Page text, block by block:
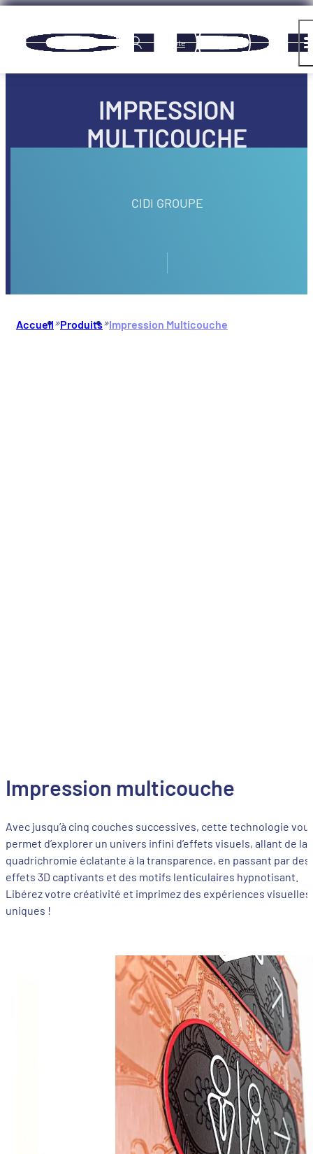
Panneau de gestion des cookies
Compte
IMPRESSION
MULTICOUCHE
CIDI GROUPE
Accueil»Produits»Impression Multicouche
Impression multicouche
Avec jusqu’à cinq couches successives, cette technologie
permet d’explorer un univers infini d’effets visuels, allant de la
quadrichromie éclatante à la transparence, en passant par des
effets 3D captivants et des motifs lenticulaires hypnotisant.
Libérez votre créativité et imprimez des expériences visuelles
uniques !